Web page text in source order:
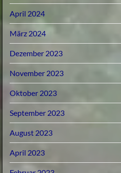
April 2024
März 2024
Dezember 2023
November 2023
Oktober 2023
September 2023
August 2023
April 2023